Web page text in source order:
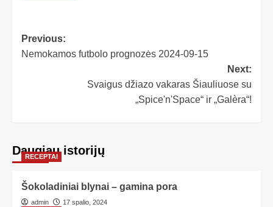
Previous:
Nemokamos futbolo prognozės 2024-09-15
Next:
Svaigus džiazo vakaras Šiauliuose su
„Spice'n'Space“ ir „Galèra“!
Daugiau istorijų
RECEPTAI
Šokoladiniai blynai – gamina pora
admin
17 spalio, 2024